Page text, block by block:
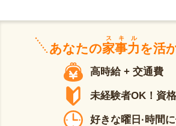
あなたの家事力
スキル
を活
高時給 + 交通費
未経験者OK！資
好きな曜日·時間